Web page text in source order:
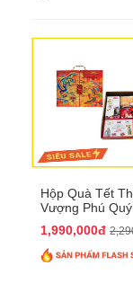
Hộp Quà Tết
Vượng Phú Quý
1,990,000đ